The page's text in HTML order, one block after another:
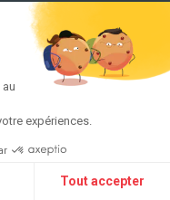
expériences.
Tout accepter
26-27